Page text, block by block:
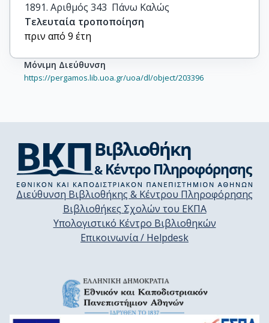
1891. Αριθμός 343  Πάνω Καλώς
Τελευταία τροποποίηση
πριν από 9 έτη
Μόνιμη Διεύθυνση
https://pergamos.lib.uoa.gr/uoa/dl/object/203396
Διεύθυνση Βιβλιοθήκης & Κέντρου Πληροφόρησης
Βιβλιοθήκες Σχολών του ΕΚΠΑ
Υπολογιστικό Κέντρο Βιβλιοθηκών
Επικοινωνία / Helpdesk